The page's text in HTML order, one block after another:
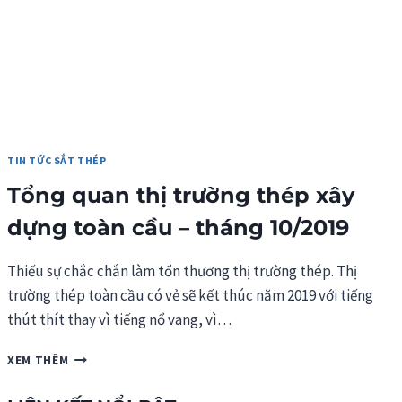
TIN TỨC SẮT THÉP
Tổng quan thị trường thép xây
dựng toàn cầu – tháng 10/2019
Thiếu sự chắc chắn làm tổn thương thị trường thép. Thị
trường thép toàn cầu có vẻ sẽ kết thúc năm 2019 với tiếng
thút thít thay vì tiếng nổ vang, vì…
XEM THÊM TỔNG
THỊ